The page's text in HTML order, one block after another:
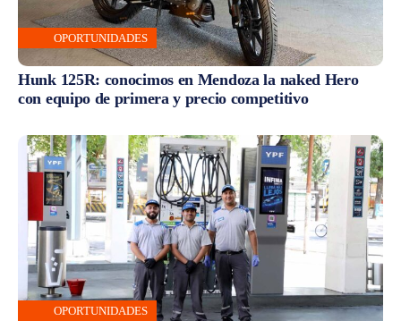
OPORTUNIDADES
Hunk 125R: conocimos en Mendoza la naked Hero
con equipo de primera y precio competitivo
OPORTUNIDADES